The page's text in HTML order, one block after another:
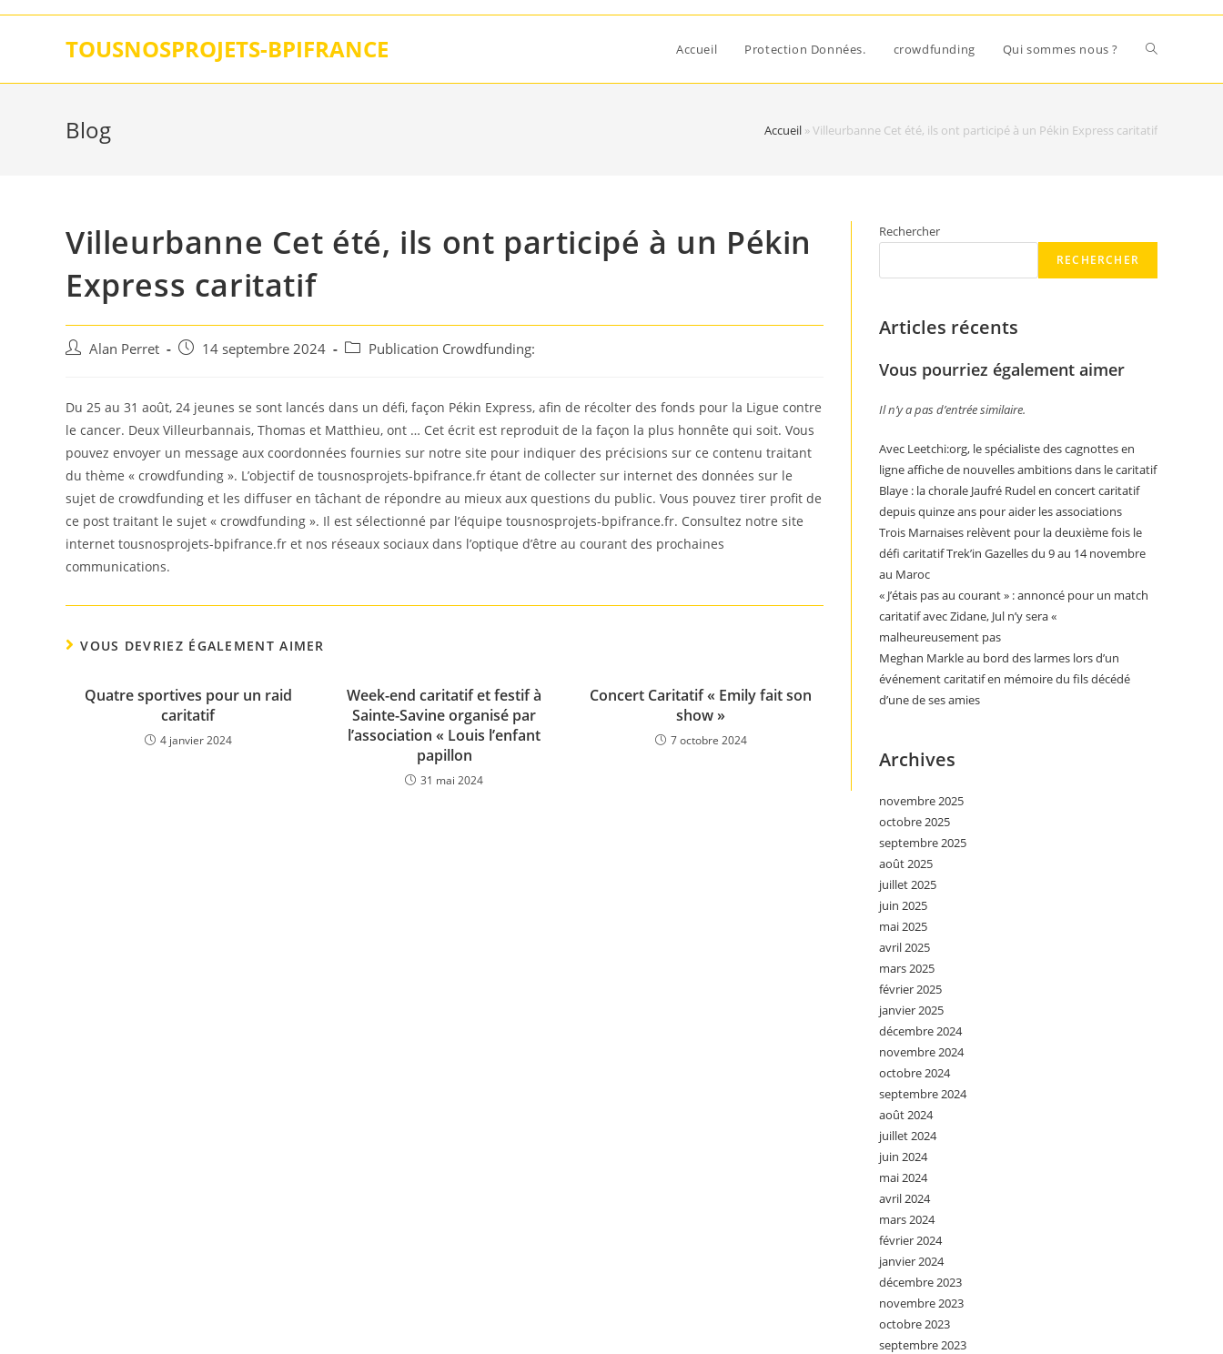
Skip
TOUSNOSPROJETS-BPIFRANCE Accueil Protection Données. crowdfunding Qui sommes nous ?
Blog Accueil »Villeurbanne Cet été, ils ont participé à un Pékin Express caritatif
Villeurbanne Cet été, ils ont participé à un Pékin
Express caritatif
Auteur/autrice
publication :
Alan Perret
Post 14 septembre 2024
Post Publication Crowdfunding:
Du 25 au 31 août, 24 jeunes se sont lancés dans un défi, façon Pékin Express, afin de récolter des fonds pour la Ligue contre
le cancer. Deux Villeurbannais, Thomas et Matthieu, ont … Cet écrit est reproduit de la façon la plus honnête qui soit. Vous
pouvez envoyer un message aux coordonnées fournies sur notre site pour indiquer des précisions sur ce contenu traitant
du thème « crowdfunding ». L’objectif de tousnosprojets-bpifrance.fr étant de collecter sur internet des données sur le
sujet de crowdfunding et les diffuser en tâchant de répondre au mieux aux questions du public. Vous pouvez tirer profit de
ce post traitant le sujet « crowdfunding ». Il est sélectionné par l’équipe tousnosprojets-bpifrance.fr. Consultez notre site
internet tousnosprojets-bpifrance.fr et nos réseaux sociaux dans l’optique d’être au courant des prochaines
communications.
VOUS DEVRIEZ ÉGALEMENT AIMER
Quatre sportives pour un raid
caritatif
4 janvier 2024
Week-end caritatif et festif à
Sainte-Savine organisé par
l’association « Louis l’enfant
papillon
31 mai 2024
Concert Caritatif « Emily fait son
show »
7 octobre 2024
Rechercher
RECHERCHER
Articles récents
Vous pourriez également aimer
Il n’y a pas d’entrée similaire.
Avec Leetchi:org, le spécialiste des cagnottes en
ligne affiche de nouvelles ambitions dans le caritatif
Blaye : la chorale Jaufré Rudel en concert caritatif
depuis quinze ans pour aider les associations
Trois Marnaises relèvent pour la deuxième fois le
défi caritatif Trek’in Gazelles du 9 au 14 novembre
au Maroc
« J’étais pas au courant » : annoncé pour un match
caritatif avec Zidane, Jul n’y sera «
malheureusement pas
Meghan Markle au bord des larmes lors d’un
événement caritatif en mémoire du fils décédé
d’une de ses amies
Archives
novembre 2025
octobre 2025
septembre 2025
août 2025
juillet 2025
juin 2025
mai 2025
avril 2025
mars 2025
février 2025
janvier 2025
décembre 2024
novembre 2024
octobre 2024
septembre 2024
août 2024
juillet 2024
juin 2024
mai 2024
avril 2024
mars 2024
février 2024
janvier 2024
décembre 2023
novembre 2023
octobre 2023
septembre 2023